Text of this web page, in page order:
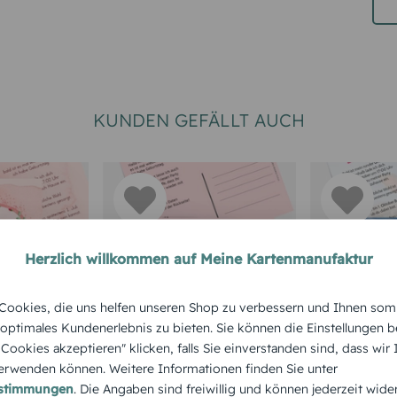
KUNDEN GEFÄLLT AUCH
50.
50.
TEXTKARTEN
Geburtstagseinladun
g Partyrezept
50.
Herzlich willkommen auf Meine Kartenmanufaktur
die uns helfen unseren Shop zu verbessern und Ihnen
Kundenerlebnis zu bieten. Sie können die Einstellungen
akzeptieren" klicken, falls Sie einverstanden sind, dass
können. Weitere Informationen finden Sie unter
. Die Angaben sind freiwillig und können jederzeit